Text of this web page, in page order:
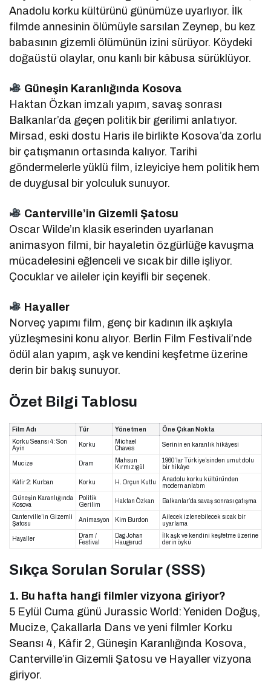
Anadolu korku kültürünü günümüze uyarlıyor. İlk
filmde annesinin ölümüyle sarsılan Zeynep, bu kez
babasının gizemli ölümünün izini sürüyor. Köydeki
doğaüstü olaylar, onu kanlı bir kâbusa sürüklüyor.
Güneşin Karanlığında Kosova
Haktan Özkan imzalı yapım, savaş sonrası
Balkanlar’da geçen politik bir gerilimi anlatıyor.
Mirsad, eski dostu Haris ile birlikte Kosova’da zorlu
bir çatışmanın ortasında kalıyor. Tarihi
göndermelerle yüklü film, izleyiciye hem politik hem
de duygusal bir yolculuk sunuyor.
Canterville’in Gizemli Şatosu
Oscar Wilde’ın klasik eserinden uyarlanan
animasyon filmi, bir hayaletin özgürlüğe kavuşma
mücadelesini eğlenceli ve sıcak bir dille işliyor.
Çocuklar ve aileler için keyifli bir seçenek.
Hayaller
Norveç yapımı film, genç bir kadının ilk aşkıyla
yüzleşmesini konu alıyor. Berlin Film Festivali’nde
ödül alan yapım, aşk ve kendini keşfetme üzerine
derin bir bakış sunuyor.
Özet Bilgi Tablosu
Film Adı Tür Yönetmen
Öne Çıkan Nokta
Korku Seansı 4: Son
Ayin
Korku
Michael
Chaves
Serinin en karanlık hikâyesi
Mucize Dram
Mahsun
Kırmızıgül
1960’lar Türkiye’sinden umut dolu
bir hikâye
Kâfir 2: Kurban Korku H. Orçun Kutlu
Anadolu korku kültüründen
modern anlatım
Güneşin Karanlığında
Kosova
Politik
Gerilim
Haktan Özkan Balkanlar’da savaş sonrası çatışma
Canterville’in Gizemli
Şatosu
Animasyon Kim Burdon
Ailecek izlenebilecek sıcak bir
uyarlama
Hayaller
Dram /
Festival
Dag Johan
Haugerud
İlk aşk ve kendini keşfetme üzerine
derin öykü
Sıkça Sorulan Sorular (SSS)
1. Bu hafta hangi filmler vizyona giriyor?
5 Eylül Cuma günü Jurassic World: Yeniden Doğuş,
Mucize, Çakallarla Dans ve yeni filmler Korku
Seansı 4, Kâfir 2, Güneşin Karanlığında Kosova,
Canterville’in Gizemli Şatosu ve Hayaller vizyona
giriyor.